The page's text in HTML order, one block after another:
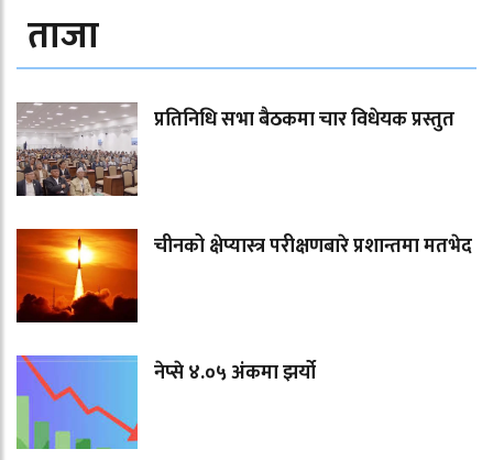
ताजा
प्रतिनिधि सभा बैठकमा चार विधेयक प्रस्तुत
चीनको क्षेप्यास्त्र परीक्षणबारे प्रशान्तमा मतभेद
नेप्से ४.०५ अंकमा झर्यो